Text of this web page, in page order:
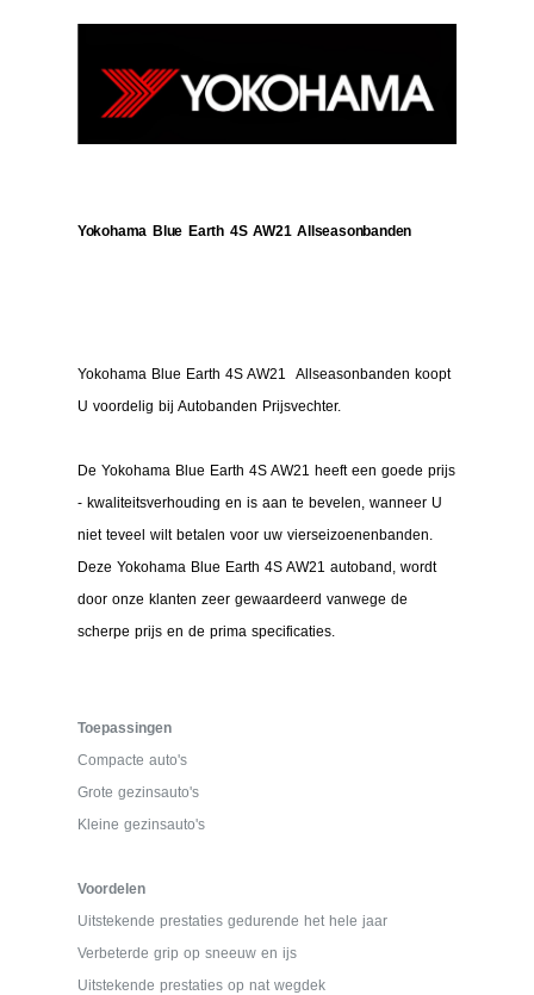
Yokohama Blue Earth 4S AW21 Allseasonbanden
Yokohama Blue Earth 4S AW21 Allseasonbanden koopt
U voordelig bij Autobanden Prijsvechter.
De Yokohama Blue Earth 4S AW21 heeft een goede prijs
- kwaliteitsverhouding en is aan te bevelen, wanneer U
niet teveel wilt betalen voor uw vierseizoenenbanden.
Deze Yokohama Blue Earth 4S AW21 autoband, wordt
door onze klanten zeer gewaardeerd vanwege de
scherpe prijs en de prima specificaties.
Toepassingen
Compacte auto's
Grote gezinsauto's
Kleine gezinsauto's
Voordelen
Uitstekende prestaties gedurende het hele jaar
Verbeterde grip op sneeuw en ijs
Uitstekende prestaties op nat wegdek